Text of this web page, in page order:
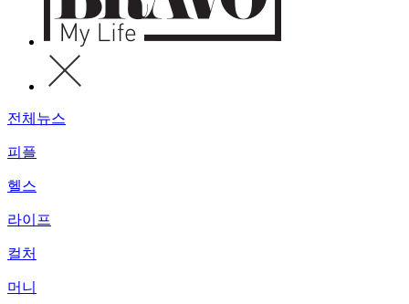
전체뉴스
피플
헬스
라이프
컬처
머니